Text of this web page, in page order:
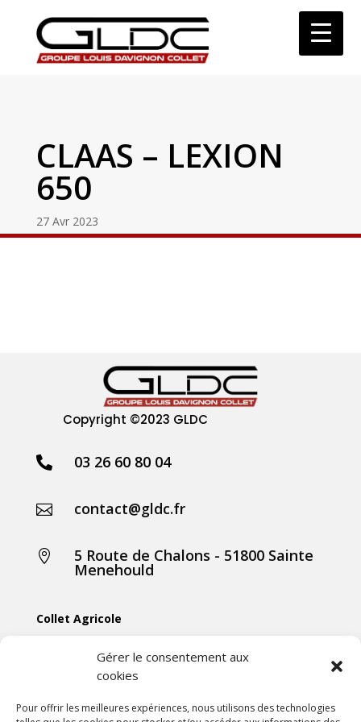
Gérer le consentement aux
cookies
Pour offrir les meilleures expériences, nous utilisons des technologies
CLAAS – LEXION
650
27 Avr 2023
Copyright ©2023 GLDC
 03 26 60 80 04
 contact@gldc.fr
 5 Route de Chalons - 51800 Sainte
Menehould
Collet Agricole
Collet Motoculture
Collet Élevage